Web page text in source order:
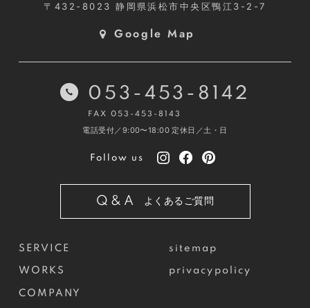
〒432-8023静岡県浜松市中央区鴨江3-2-7
Google Map
SERVICE
WORKS
COMPANY
sitemap
privacypolicy
053-453-8142
FAX 053-453-8143
電話受付／9:00〜18:00 定休日／土・日
Follow us
Q&A よくあるご質問